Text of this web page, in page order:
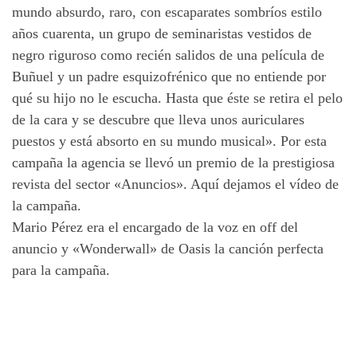
mundo absurdo, raro, con escaparates sombríos estilo
años cuarenta, un grupo de seminaristas vestidos de
negro riguroso como recién salidos de una película de
Buñuel y un padre esquizofrénico que no entiende por
qué su hijo no le escucha. Hasta que éste se retira el pelo
de la cara y se descubre que lleva unos auriculares
puestos y está absorto en su mundo musical». Por esta
campaña la agencia se llevó un premio de la prestigiosa
revista del sector «Anuncios». Aquí dejamos el vídeo de
la campaña.
Mario Pérez era el encargado de la voz en off del
anuncio y «Wonderwall» de Oasis la canción perfecta
para la campaña.